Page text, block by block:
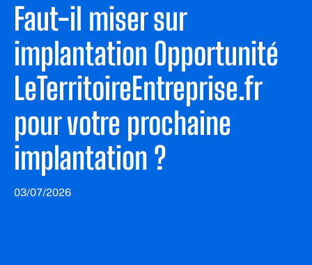
Faut-il miser sur
implantation Opportunité
LeTerritoireEntreprise.fr
pour votre prochaine
implantation ?
03/07/2026